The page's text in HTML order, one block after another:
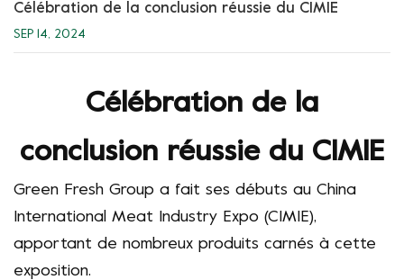
Célébration de la conclusion réussie du CIMIE
SEP 14, 2024
Célébration de la
conclusion réussie du CIMIE
Green Fresh Group a fait ses débuts au China
International Meat Industry Expo (CIMIE),
apportant de nombreux produits carnés à cette
exposition.